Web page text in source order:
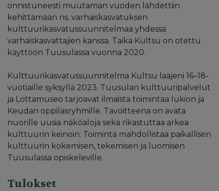
onnistuneesti muutaman vuoden lähdettiin
kehittämään ns. varhaiskasvatuksen
kulttuurikasvatussuunnitelmaa yhdessä
varhaiskasvattajien kanssa. Taika Kultsu on otettu
käyttöön Tuusulassa vuonna 2020.
Kulttuurikasvatussuunnitelma Kultsu laajeni 16–18-
vuotiaille syksyllä 2023. Tuusulan kulttuuripalvelut
ja Lottamuseo tarjoavat ilmaista toimintaa lukion ja
Keudan oppilasryhmille. Tavoitteena on avata
nuorille uusia näköaloja sekä rikastuttaa arkea
kulttuurin keinoin. Toiminta mahdollistaa paikallisen
kulttuurin kokemisen, tekemisen ja luomisen
Tuusulassa opiskeleville.
Tulokset